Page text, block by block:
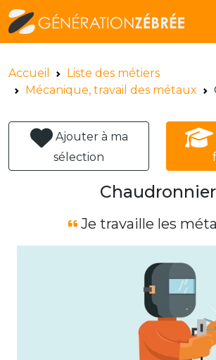
Accueil
Liste des métiers
Mécanique, travail des métaux
Ajouter à ma
sélection
Chaudronnier
Je travaille les